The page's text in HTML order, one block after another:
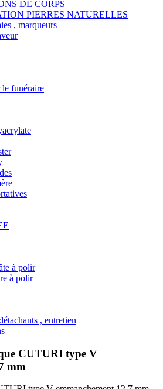
DE CORPS
PIERRES NATURELLES
, marqueurs
funéraire
à polir
à polir
, entretien
CUTURI type V
mm